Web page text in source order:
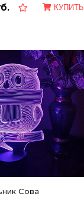
КУПИТЬ
Сова